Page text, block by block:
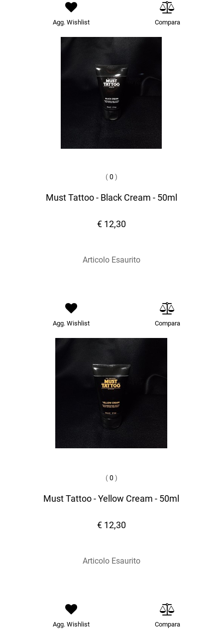
Agg. Wishlist Compara
(0 )
Must Tattoo - Black Cream - 50ml
€ 12,30
Articolo Esaurito
Agg. Wishlist Compara
(0 )
Must Tattoo - Yellow Cream - 50ml
€ 12,30
Articolo Esaurito
Agg. Wishlist Compara